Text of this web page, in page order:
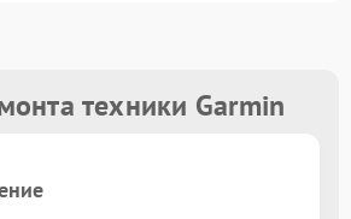
техники Garmin